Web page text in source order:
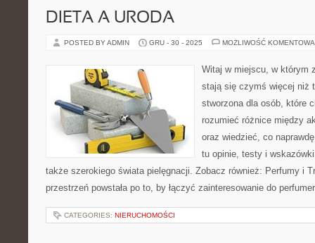
DIETA A URODA
POSTED BY ADMIN GRU - 30 - 2025 MOŻLIWOŚĆ
Witaj w miejscu, w którym
stają się czymś więcej niż
stworzona dla osób, które
rozumieć różnice między
oraz wiedzieć, co
tu opinie, testy i
także szerokiego świata pielęgnacji. Zobacz również: Perfumy i
przestrzeń powstała po to, by łączyć zainteresowanie do
CATEGORIES: NIERUCHOMOŚCI